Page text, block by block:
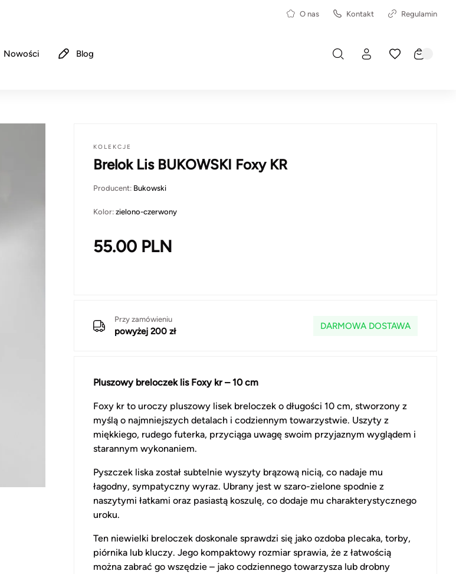
O nas Kontakt Regulamin
Nowości Blog
KOLEKCJE
Brelok Lis BUKOWSKI Foxy KR
Producent: Bukowski
Kolor: zielono-czerwony
55.00 PLN
Przy zamówieniu
powyżej 200 zł
DARMOWA DOSTAWA
Pluszowy breloczek lis Foxy kr – 10 cm
Foxy kr to uroczy pluszowy lisek breloczek o długości 10 cm, stworzony z
myślą o najmniejszych detalach i codziennym towarzystwie. Uszyty z
miękkiego, rudego futerka, przyciąga uwagę swoim przyjaznym wyglądem i
starannym wykonaniem.
Pyszczek liska został subtelnie wyszyty brązową nicią, co nadaje mu
łagodny, sympatyczny wyraz. Ubrany jest w szaro-zielone spodnie z
naszytymi łatkami oraz pasiastą koszulę, co dodaje mu charakterystycznego
uroku.
Ten niewielki breloczek doskonale sprawdzi się jako ozdoba plecaka, torby,
piórnika lub kluczy. Jego kompaktowy rozmiar sprawia, że z łatwością
można zabrać go wszędzie – jako codziennego towarzysza lub drobny